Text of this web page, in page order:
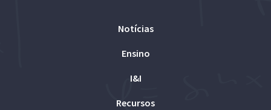
Notícias
Ensino
I&I
Recursos